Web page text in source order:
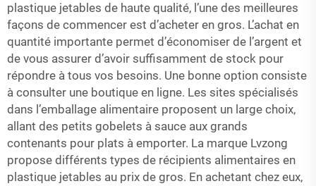
plastique jetables de haute qualité, l’une des meilleures
façons de commencer est d’acheter en gros. L’achat en
quantité importante permet d’économiser de l’argent et
de vous assurer d’avoir suffisamment de stock pour
répondre à tous vos besoins. Une bonne option consiste
à consulter une boutique en ligne. Les sites spécialisés
dans l’emballage alimentaire proposent un large choix,
allant des petits gobelets à sauce aux grands
contenants pour plats à emporter. La marque Lvzong
propose différents types de récipients alimentaires en
plastique jetables au prix de gros. En achetant chez eux,